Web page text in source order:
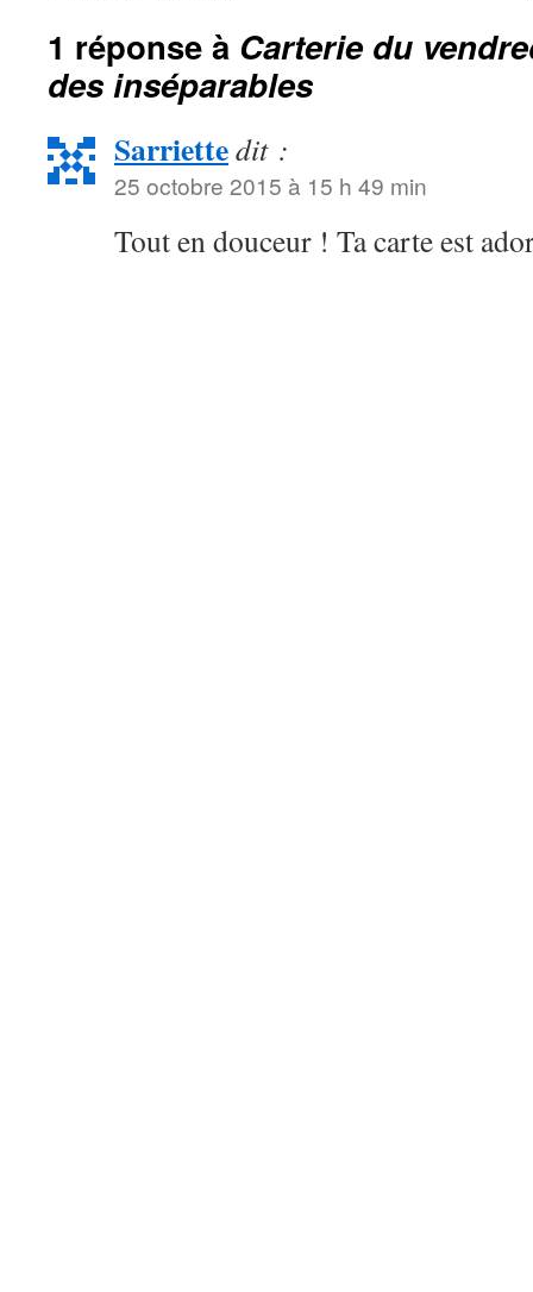
1 réponse à Carterie du
des inséparables
Sarriettedit :
25 octobre 2015 à 15 h 49 min
Tout en douceur ! Ta carte est